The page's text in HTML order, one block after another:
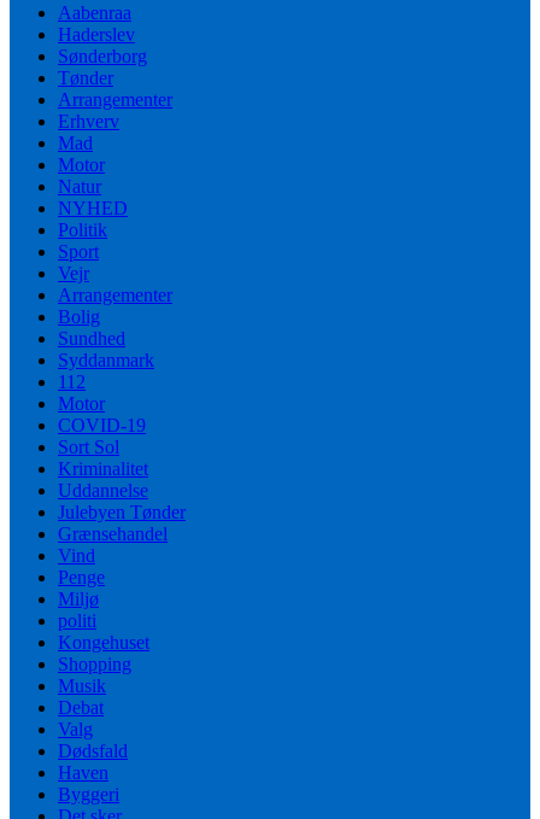
Aabenraa
Haderslev
Sønderborg
Tønder
Arrangementer
Erhverv
Mad
Motor
Natur
NYHED
Politik
Sport
Vejr
Arrangementer
Bolig
Sundhed
Syddanmark
112
Motor
COVID-19
Sort Sol
Kriminalitet
Uddannelse
Julebyen Tønder
Grænsehandel
Vind
Penge
Miljø
politi
Kongehuset
Shopping
Musik
Debat
Valg
Dødsfald
Haven
Byggeri